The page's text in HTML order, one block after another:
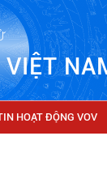
HOẠT ĐỘNG VOV